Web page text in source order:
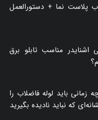
نما + دستورالعمل
مناسب تابلو برق
باید لوله فاضلاب را